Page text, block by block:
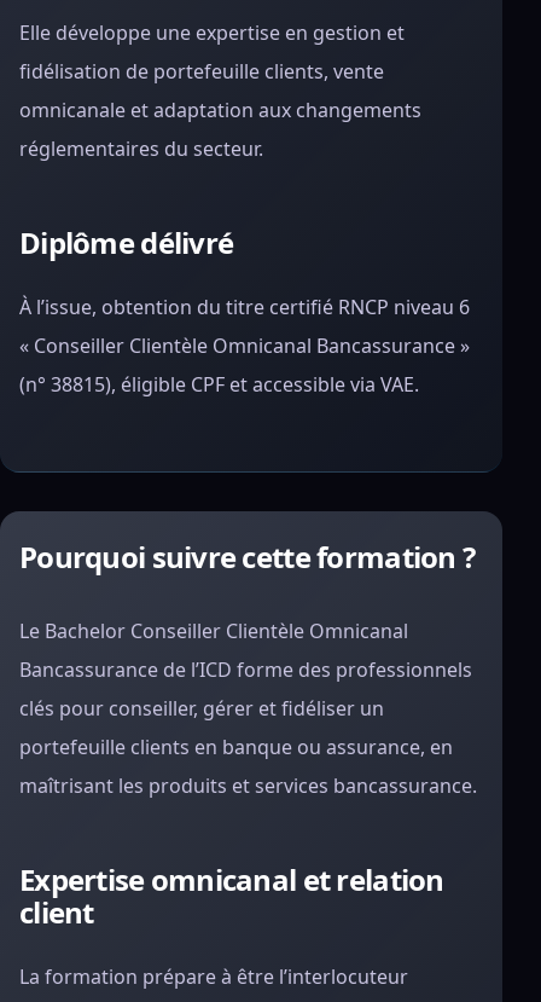
Elle développe une expertise en gestion et
fidélisation de portefeuille clients, vente
omnicanale et adaptation aux changements
réglementaires du secteur.
Diplôme délivré
À l’issue, obtention du titre certifié RNCP niveau 6
« Conseiller Clientèle Omnicanal Bancassurance »
(n° 38815), éligible CPF et accessible via VAE.
Pourquoi suivre cette formation ?
Le Bachelor Conseiller Clientèle Omnicanal
Bancassurance de l’ICD forme des professionnels
clés pour conseiller, gérer et fidéliser un
portefeuille clients en banque ou assurance, en
maîtrisant les produits et services bancassurance.
Expertise omnicanal et relation
client
La formation prépare à être l’interlocuteur